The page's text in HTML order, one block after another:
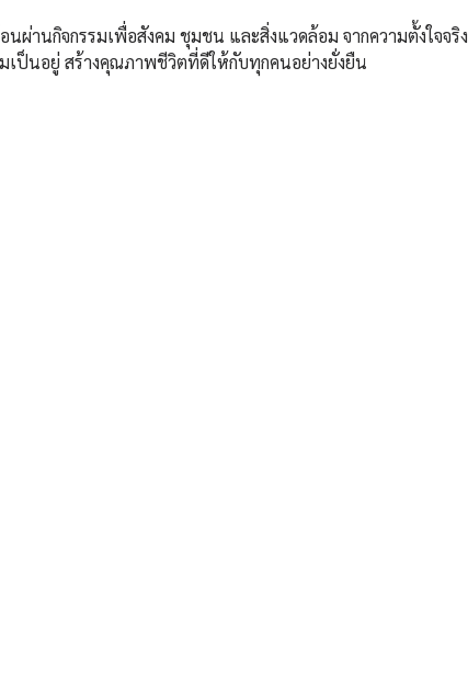
านกิจกรรมเพื่อสังคม ชุมชน และสิ่งแวดล้อม จากความตั้งใจจริ
เป็นอยู่ สร้างคุณภาพชีวิตที่ดีให้กับทุกคนอย่างยั่งยืน